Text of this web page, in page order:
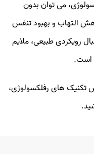
می‌ توان بدون
التهاب و بهبود تنفس
رویکردی طبیعی، ملایم
است.
تکنیک‌ های رفلکسولوژی،